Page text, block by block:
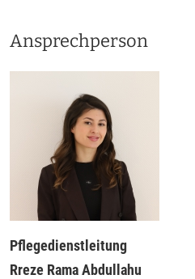
Ansprechperson
Pflegedienstleitung
Rreze Rama Abdullahu